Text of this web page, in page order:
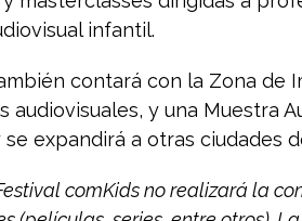
infantil.
contará con la Zona de
audiovisuales, y una Muestra
expandirá a otras ciudades
comKids no realizará la